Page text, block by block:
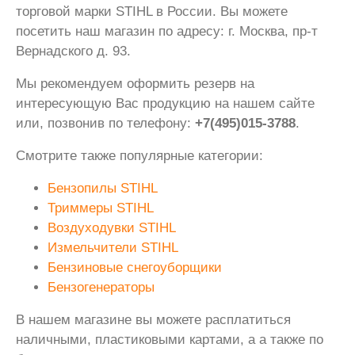
торговой марки STIHL в России. Вы можете
посетить наш магазин по адресу: г. Москва, пр-т
Вернадского д. 93.
Мы рекомендуем оформить резерв на
интересующую Вас продукцию на нашем сайте
или, позвонив по телефону: +7(495)015-3788.
Смотрите также популярные категории:
Бензопилы STIHL
Триммеры STIHL
Воздуходувки STIHL
Измельчители STIHL
Бензиновые снегоуборщики
Бензогенераторы
В нашем магазине вы можете расплатиться
наличными, пластиковыми картами, а а также по